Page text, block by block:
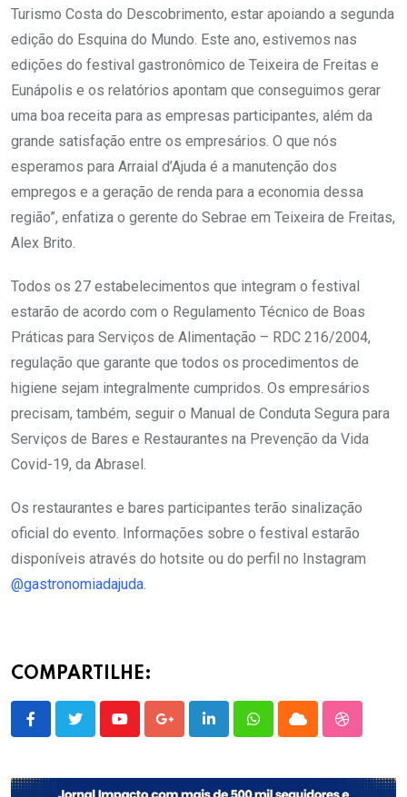
Turismo Costa do Descobrimento, estar apoiando a segunda
edição do Esquina do Mundo. Este ano, estivemos nas
edições do festival gastronômico de Teixeira de Freitas e
Eunápolis e os relatórios apontam que conseguimos gerar
uma boa receita para as empresas participantes, além da
grande satisfação entre os empresários. O que nós
esperamos para Arraial d’Ajuda é a manutenção dos
empregos e a geração de renda para a economia dessa
região”, enfatiza o gerente do Sebrae em Teixeira de Freitas,
Alex Brito.
Todos os 27 estabelecimentos que integram o festival
estarão de acordo com o Regulamento Técnico de Boas
Práticas para Serviços de Alimentação – RDC 216/2004,
regulação que garante que todos os procedimentos de
higiene sejam integralmente cumpridos. Os empresários
precisam, também, seguir o Manual de Conduta Segura para
Serviços de Bares e Restaurantes na Prevenção da Vida
Covid-19, da Abrasel.
Os restaurantes e bares participantes terão sinalização
oficial do evento. Informações sobre o festival estarão
disponíveis através do hotsite ou do perfil no Instagram
@gastronomiadajuda.
COMPARTILHE:
YoutubeGoogle+LinkedInWhatsappCloud